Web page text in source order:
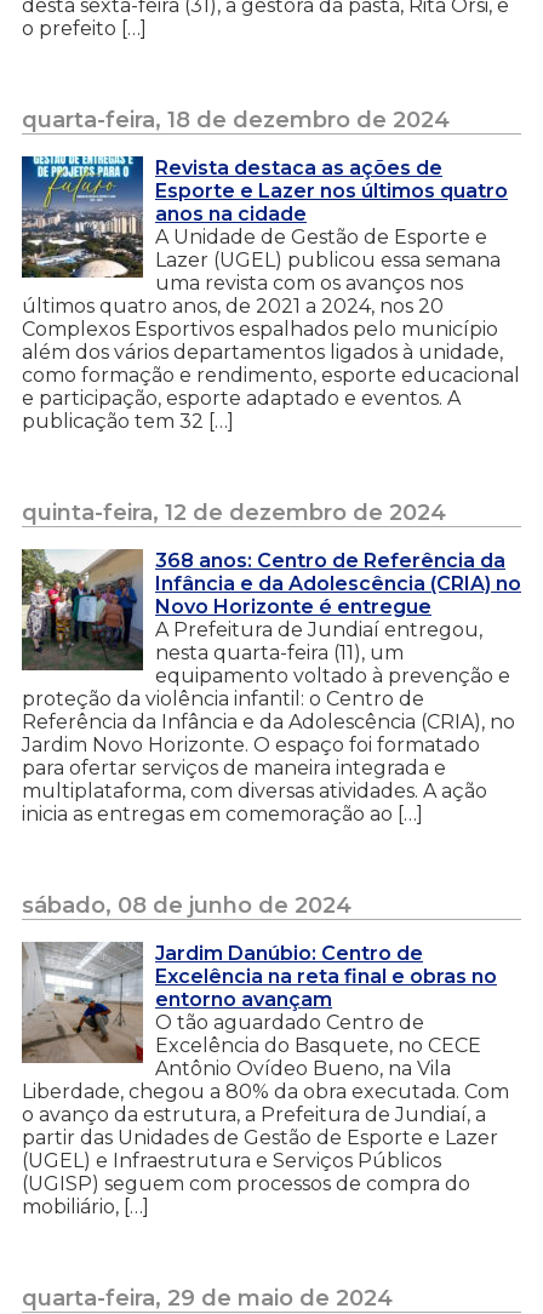
desta sexta-feira (31), a gestora da pasta, Rita Orsi, e
o prefeito […]
quarta-feira, 18 de dezembro de 2024
Revista destaca as ações de
Esporte e Lazer nos últimos quatro
anos na cidade
A Unidade de Gestão de Esporte e
Lazer (UGEL) publicou essa semana
uma revista com os avanços nos
últimos quatro anos, de 2021 a 2024, nos 20
Complexos Esportivos espalhados pelo município
além dos vários departamentos ligados à unidade,
como formação e rendimento, esporte educacional
e participação, esporte adaptado e eventos. A
publicação tem 32 […]
quinta-feira, 12 de dezembro de 2024
368 anos: Centro de Referência da
Infância e da Adolescência (CRIA) no
Novo Horizonte é entregue
A Prefeitura de Jundiaí entregou,
nesta quarta-feira (11), um
equipamento voltado à prevenção e
proteção da violência infantil: o Centro de
Referência da Infância e da Adolescência (CRIA), no
Jardim Novo Horizonte. O espaço foi formatado
para ofertar serviços de maneira integrada e
multiplataforma, com diversas atividades. A ação
inicia as entregas em comemoração ao […]
sábado, 08 de junho de 2024
Jardim Danúbio: Centro de
Excelência na reta final e obras no
entorno avançam
O tão aguardado Centro de
Excelência do Basquete, no CECE
Antônio Ovídeo Bueno, na Vila
Liberdade, chegou a 80% da obra executada. Com
o avanço da estrutura, a Prefeitura de Jundiaí, a
partir das Unidades de Gestão de Esporte e Lazer
(UGEL) e Infraestrutura e Serviços Públicos
(UGISP) seguem com processos de compra do
mobiliário, […]
quarta-feira, 29 de maio de 2024